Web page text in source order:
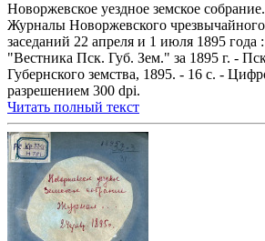
Новоржевское уездное земское собрание.
Журналы Новоржевского чрезвычайного
заседаний 22 апреля и 1 июля 1895
"Вестника Пск. Губ. Зем." за 1895 г. -
Губернского земства, 1895. - 16 с. -
разрешением 300 dpi.
Читать полный текст